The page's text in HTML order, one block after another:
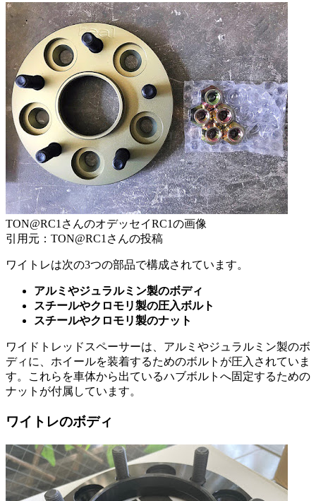
TON@RC1さんのオデッセイRC1の画像
引用元：TON@RC1さんの投稿
ワイトレは次の3つの部品で構成されています。
アルミやジュラルミン製のボディ
スチールやクロモリ製の圧入ボルト
スチールやクロモリ製のナット
ワイドトレッドスペーサーは、アルミやジュラルミン製のボ
ディに、ホイールを装着するためのボルトが圧入されていま
す。これらを車体から出ているハブボルトへ固定するための
ナットが付属しています。
ワイトレのボディ